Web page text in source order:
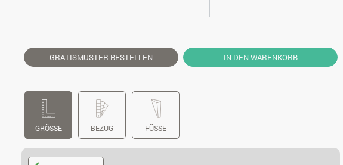
GRATISMUSTER BESTELLEN IN DEN WARENKORB
GRÖSSE BEZUG FÜSSE